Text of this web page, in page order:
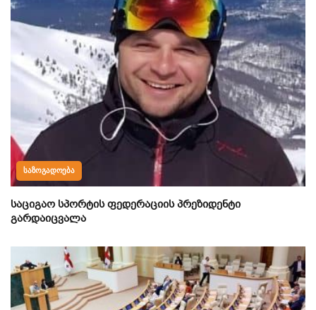
ᲡᲐᲖᲝᲒᲐᲓᲝᲔᲑᲐ
საციგაო სპორტის ფედერაციის პრეზიდენტი
გარდაიცვალა